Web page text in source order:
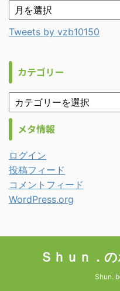
Tweets by vzb10150
カテゴリー
メタ情報
ログイン
投稿フィード
コメントフィード
WordPress.org
Ｓｈｕｎ．
Shun.